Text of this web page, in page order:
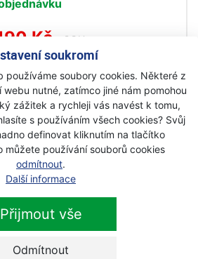
soukromí
používáme soubory cookies. Některé z
nutné, zatímco jiné nám pomohou
zážitek a rychleji vás navést k tomu,
s používáním všech cookies? Svůj
definovat kliknutím na tlačítko
můžete používání souborů cookies
odmítnout.
Další informace
Přijmout vše
Odmítnout
Kč s DPH
Aspire™ PS30X-P4A +
včetně akumulátoru a
990 Kč
Aspire™ PS30X-P4A +
Aspire™ bez baterie a nabíječky